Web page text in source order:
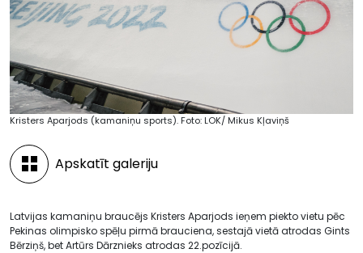
Kristers Aparjods (kamaniņu sports). Foto: LOK/ Mikus Kļaviņš
Apskatīt galeriju
Latvijas kamaniņu braucējs Kristers Aparjods ieņem piekto vietu pēc
Pekinas olimpisko spēļu pirmā brauciena, sestajā vietā atrodas Gints
Bērziņš, bet Artūrs Dārznieks atrodas 22.pozīcijā.